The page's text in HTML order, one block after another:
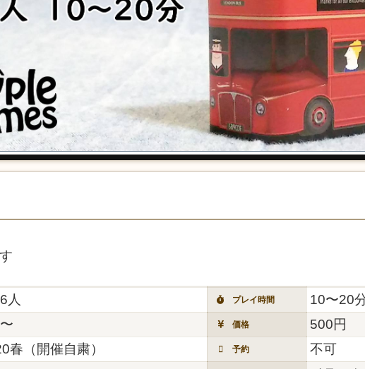
人 プレイ時間 10〜20
価格 500円
春（開催自粛） 予約 不可